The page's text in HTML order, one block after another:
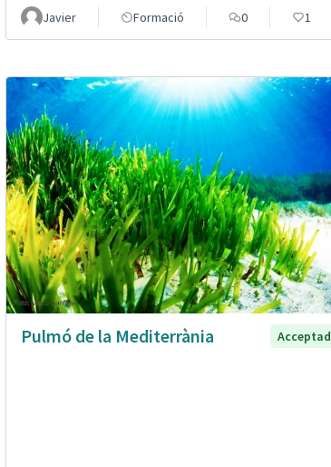
Javier Formació 0 1
Pulmó de la Mediterrània